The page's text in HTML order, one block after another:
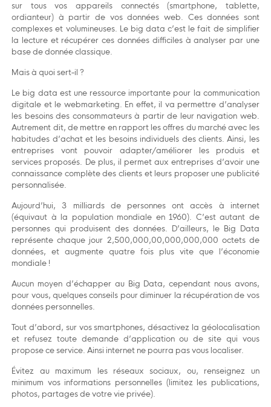
sur tous vos appareils connectés (smartphone, tablette,
ordianteur) à partir de vos données web. Ces données sont
complexes et volumineuses. Le big data c’est le fait de simplifier
la lecture et récupérer ces données difficiles à analyser par une
base de donnée classique.
Mais à quoi sert-il ?
Le big data est une ressource importante pour la communication
digitale et le webmarketing. En effet, il va permettre d’analyser
les besoins des consommateurs à partir de leur navigation web.
Autrement dit, de mettre en rapport les offres du marché avec les
habitudes d’achat et les besoins individuels des clients. Ainsi, les
entreprises vont pouvoir adapter/améliorer les produis et
services proposés. De plus, il permet aux entreprises d’avoir une
connaissance complète des clients et leurs proposer une publicité
personnalisée.
Aujourd’hui, 3 milliards de personnes ont accès à internet
(équivaut à la population mondiale en 1960). C’est autant de
personnes qui produisent des données. D’ailleurs, le Big Data
représente chaque jour 2,500,000,00,000,000,000 octets de
données, et augmente quatre fois plus vite que l’économie
mondiale !
Aucun moyen d’échapper au Big Data, cependant nous avons,
pour vous, quelques conseils pour diminuer la récupération de vos
données personnelles.
Tout d’abord, sur vos smartphones, désactivez la géolocalisation
et refusez toute demande d’application ou de site qui vous
propose ce service. Ainsi internet ne pourra pas vous localiser.
Évitez au maximum les réseaux sociaux, ou, renseignez un
minimum vos informations personnelles (limitez les publications,
photos, partages de votre vie privée).